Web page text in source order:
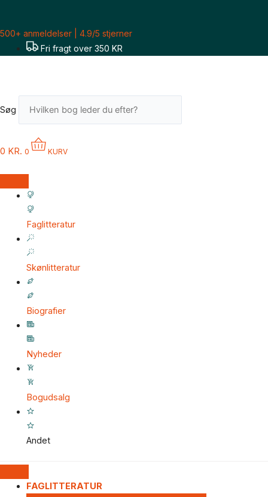
indholdet
500+ anmeldelser | 4.9/5 stjerner
Fri fragt over 350 KR
Søg
0 KR. 0 KURV
Faglitteratur
Skønlitteratur
Biografier
Nyheder
Bogudsalg
Andet
FAGLITTERATUR
6512
antal